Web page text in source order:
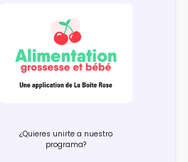
¿Quieres unirte a nuestro
programa?